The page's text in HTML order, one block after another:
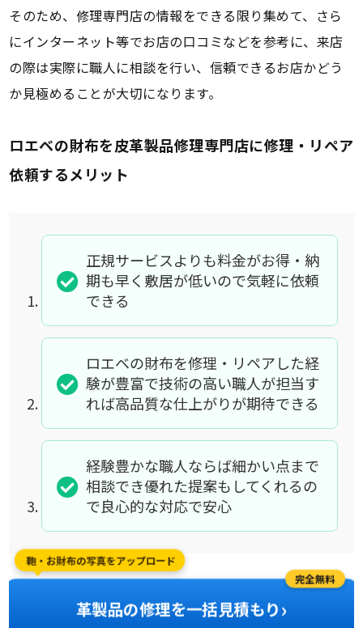
そのため、修理専門店の情報をできる限り集めて、さら
にインターネット等でお店の口コミなどを参考に、来店
の際は実際に職人に相談を行い、信頼できるお店かどう
か見極めることが大切になります。
ロエベの財布を皮革製品修理専門店に修理・リペア
依頼するメリット
正規サービスよりも料金がお得・納
期も早く敷居が低いので気軽に依頼
できる
ロエベの財布を修理・リペアした経
験が豊富で技術の高い職人が担当す
れば高品質な仕上がりが期待できる
経験豊かな職人ならば細かい点まで
相談でき優れた提案もしてくれるの
で良心的な対応で安心
完全無料
革製品の修理を一括見積もり›
鞄・お財布の写真をアップロード